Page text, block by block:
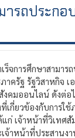
รถประกอ
รศึกษาสามารถ
าครัฐ รัฐวิสาหกิจ
งคมออนไลน์ ดังต่อ
วข้องกับการใช้ภ
ก่ เจ้าหน้าที่วิเทศ
จ้าหน้าที่ประสานง